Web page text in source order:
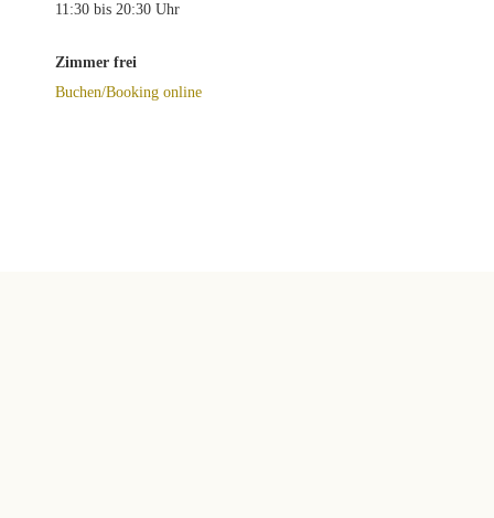
11:30 bis 20:30 Uhr
Zimmer frei
Buchen/Booking online